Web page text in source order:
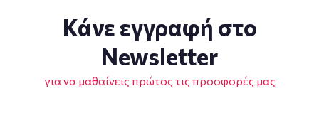
Κάνε εγγραφή στο
Newsletter
για να μαθαίνεις πρώτος τις προσφορές μας